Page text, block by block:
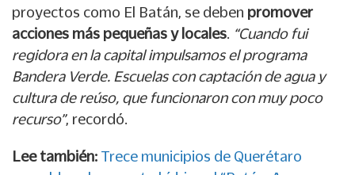
proyectos como El Batán, se deben promover
acciones más pequeñas y locales. “Cuando fui
regidora en la capital impulsamos el programa
Bandera Verde. Escuelas con captación de agua y
cultura de reúso, que funcionaron con muy poco
recurso”, recordó.
Lee también: Trece municipios de Querétaro